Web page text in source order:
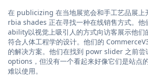
在 publicizing 在当地展览会和手工艺品展上
rbia shades 正在寻找一种在线销售方式。
ability以视觉上吸引人的方式向访客展示他们
符合人体工程学的设计。他们的
的解决方案。他们在找到 powr slider 之前
options，但没有一个看起来好像它们是站点
难以使用。